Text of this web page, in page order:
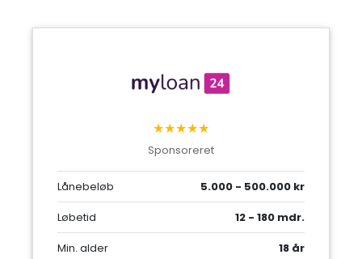
★★★★★
Sponsoreret
Lånebeløb
5.000 - 500.000 kr
Løbetid
12 - 180 mdr.
Min. alder
18 år